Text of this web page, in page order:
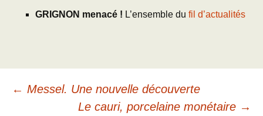
GRIGNON menacé ! L’ensemble du fil d’actualités
Navigation
← Messel. Une nouvelle découverte
Le cauri, porcelaine monétaire →